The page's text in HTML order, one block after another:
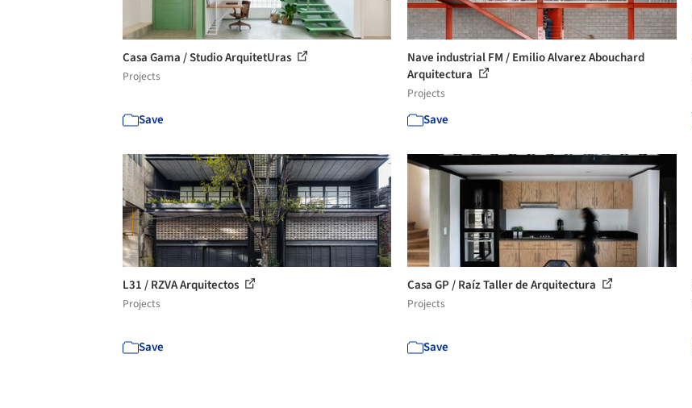
Casa Gama / Studio ArquitetUras
Projects
Save
Nave industrial FM / Emilio Alvarez Abouchard
Arquitectura
Projects
Save
L31 / RZVA Arquitectos
Projects
Save
Casa GP / Raíz Taller de Arquitectura
Projects
Save